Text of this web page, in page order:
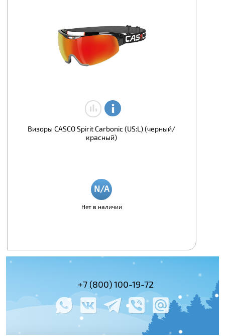
Визоры CASCO Spirit Carbоnic (US:L) (черный/
красный)
Нет в наличии
+7 (495)
+7 (800) 100-19-72